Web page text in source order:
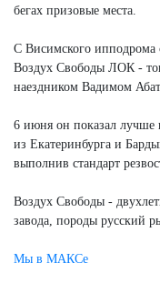
бегах призовые места.
С Висимского ипподрома
Воздух Свободы ЛОК -
наездником Вадимом
6 июня он показал лучше
из Екатеринбурга и
выполнив стандарт
Воздух Свободы -
завода, породы русский
Мы в МАКСе